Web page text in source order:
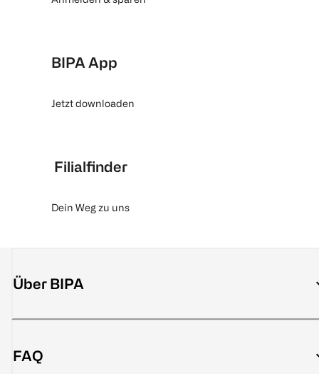
BIPA App
Jetzt downloaden
Filialfinder
Dein Weg zu uns
Über BIPA
FAQ